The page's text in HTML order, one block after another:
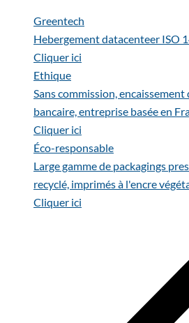
Greentech
Hebergement datacenteer ISO
Cliquer ici
Ethique
Sans commission,
bancaire, entreprise basée en
Cliquer ici
Éco-responsable
Large gamme de packagings
recyclé, imprimés à l'encre
Cliquer ici